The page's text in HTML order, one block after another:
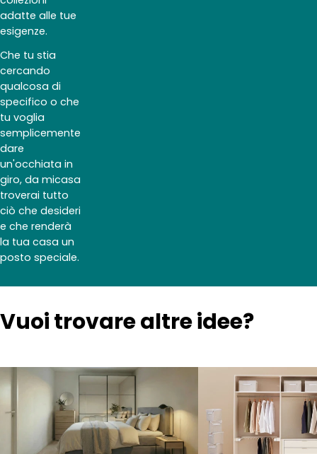
adatte alle tue
esigenze.
Che tu stia
cercando
qualcosa di
specifico o che
tu voglia
semplicemente
dare
un'occhiata in
giro, da micasa
troverai tutto
ciò che desideri
e che renderà
la tua casa un
posto speciale.
Vuoi trovare altre idee?